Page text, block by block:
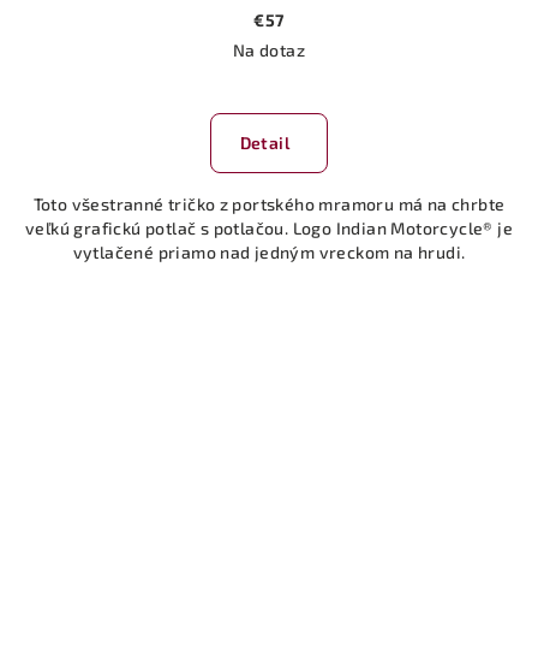
€57
Na dotaz
Detail
Toto všestranné tričko z portského mramoru má na chrbte
veľkú grafickú potlač s potlačou. Logo Indian Motorcycle® je
vytlačené priamo nad jedným vreckom na hrudi.